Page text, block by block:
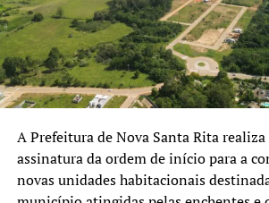
Documentos necessários
Documento de identificação oficial
Declaração de CPF da Receita Federal
identificação oficial com foto
Comprovante de Estado Civil dos
A Prefeitura de Nova Santa Rita realiza
assinatura da ordem de início para a
novas unidades habitacionais